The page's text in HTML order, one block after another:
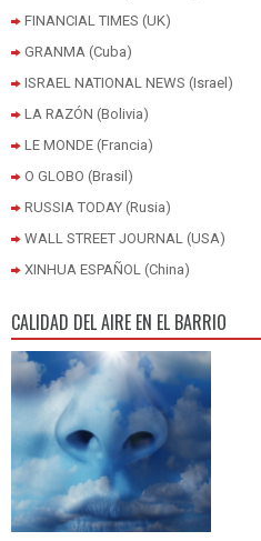
FINANCIAL TIMES (UK)
GRANMA (Cuba)
ISRAEL NATIONAL NEWS (Israel)
LA RAZÓN (Bolivia)
LE MONDE (Francia)
O GLOBO (Brasil)
RUSSIA TODAY (Rusia)
WALL STREET JOURNAL (USA)
XINHUA ESPAÑOL (China)
CALIDAD DEL AIRE EN EL BARRIO